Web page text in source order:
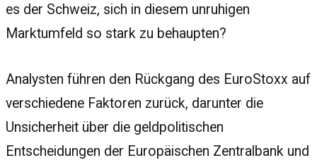
es der Schweiz, sich in diesem unruhigen
Marktumfeld so stark zu behaupten?
Analysten führen den Rückgang des EuroStoxx auf
verschiedene Faktoren zurück, darunter die
Unsicherheit über die geldpolitischen
Entscheidungen der Europäischen Zentralbank und